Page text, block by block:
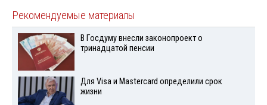
Рекомендуемые материалы
В Госдуму внесли законопроект о
тринадцатой пенсии
Для Visа и Mastercard определили срок
жизни